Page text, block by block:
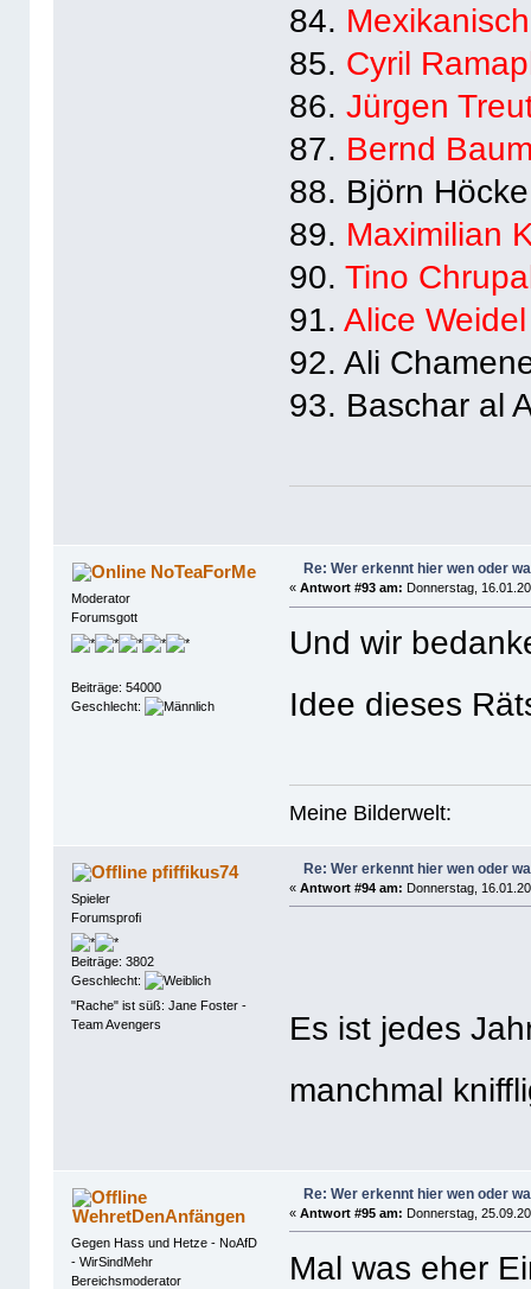
84.
85. Cyril
86.Jürgen
87. Bernd
88. Björn Höcke
89. Maximilian
90.Tino
91.Alice Weidel
92. Ali
93. Baschar al
NoTeaForMe
Moderator
Forumsgott
Beiträge: 54000
Geschlecht:
Re: Wer erkennt hier wen oder
«Antwort #93 am: Donnerstag,
Und wir
Idee dieses
Meine Bilderwelt:
pfiffikus74
Spieler
Forumsprofi
Beiträge: 3802
Geschlecht:
"Rache" ist süß: Jane Foster -
Team Avengers
Re: Wer erkennt hier wen oder
«Antwort #94 am: Donnerstag,
Es ist jedes
manchmal
WehretDenAnfängen
Gegen Hass und Hetze - NoAfD
- WirSindMehr
Bereichsmoderator
Re: Wer erkennt hier wen oder
«Antwort #95 am: Donnerstag,
Mal was eher